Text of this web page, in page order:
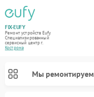
FIX-EUFY
Ремонт устройств Eufy
Специализированный
cервисный центр г.
Кострома
Мы ремонтируем